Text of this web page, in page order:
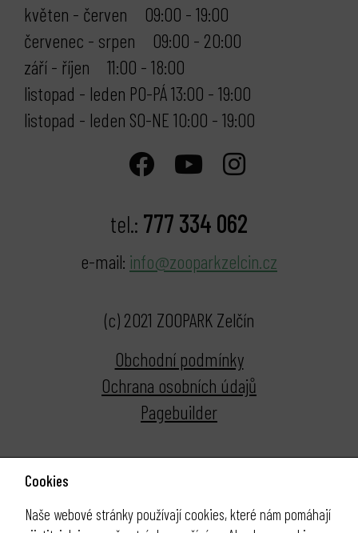
květen - červen 09:00 - 19:00
červenec - srpen 09:00 - 20:00
září - říjen 11:00 - 18:00
listopad - leden PO-PÁ 13:00 - 19:00
listopad - leden SO-NE 10:00 - 19:00
tel.: 777 334 062
e-mail: info@zooparkzelcin.cz
(c) 2021 ZOOPARK Zelčín
Obchodní podmínky
Ochrana osobních údajů
Pagebuilder
Cookies
Naše webové stránky používají cookies, které nám pomáhají